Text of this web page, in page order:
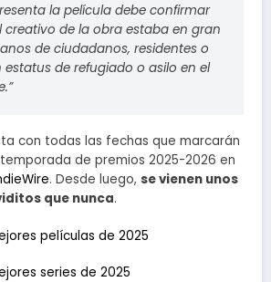
la película debe confirmar
creativo de la obra estaba en gran
de ciudadanos, residentes o
estatus de refugiado o asilo en el
con todas las fechas que marcarán
de premios 2025-2026 en
. Desde luego, se vienen unos
que nunca.
películas de 2025
series de 2025